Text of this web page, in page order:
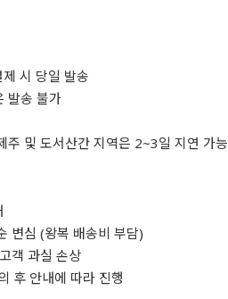
시 당일 발송
발송 불가
주 및 도서산간 지역은 2~3일 지연 가능
변심 (왕복 배송비 부담)
객 과실 손상
후 안내에 따라 진행